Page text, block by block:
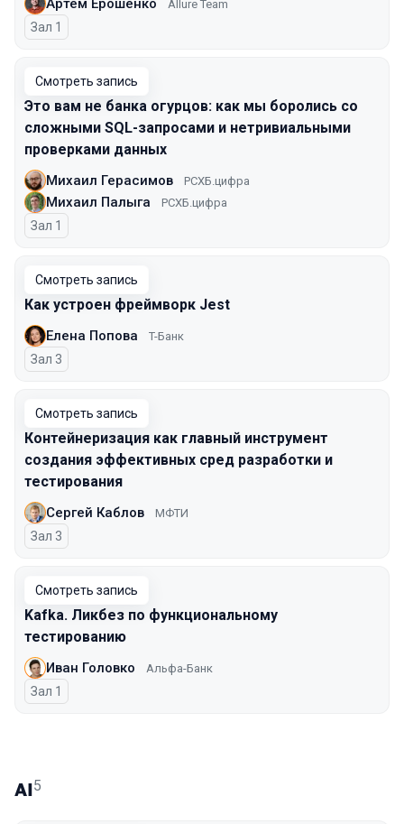
Allure Team
Зал 1
Смотреть запись
Это вам не банка огурцов: как мы боролись со
сложными SQL-запросами и нетривиальными
проверками данных
Михаил Герасимов РСХБ.цифра
Михаил Палыга РСХБ.цифра
Зал 1
Смотреть запись
Как устроен фреймворк Jest
Елена Попова T-Банк
Зал 3
Смотреть запись
Контейнеризация как главный инструмент
создания эффективных сред разработки и
тестирования
Сергей Каблов МФТИ
Зал 3
Смотреть запись
Kafka. Ликбез по функциональному
тестированию
Иван Головко Альфа-Банк
Зал 1
AI5